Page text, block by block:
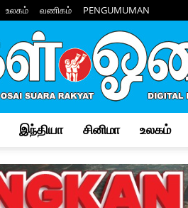
உலகம் வணிகம் PENGUMUMAN
இந்தியா சினிமா உலகம்